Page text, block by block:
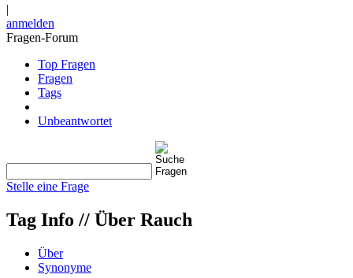
|
anmelden
Fragen-Forum
Top Fragen
Fragen
Tags
Unbeantwortet
Stelle eine Frage
Tag Info // Über Rauch
Über
Synonyme